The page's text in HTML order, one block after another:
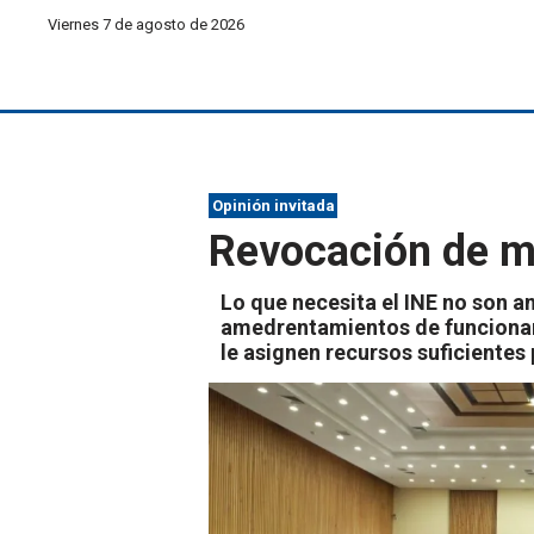
Viernes 7 de agosto de 2026
Opinión invitada
Revocación de
Lo que necesita el INE no son
amedrentamientos de
le asignen recursos